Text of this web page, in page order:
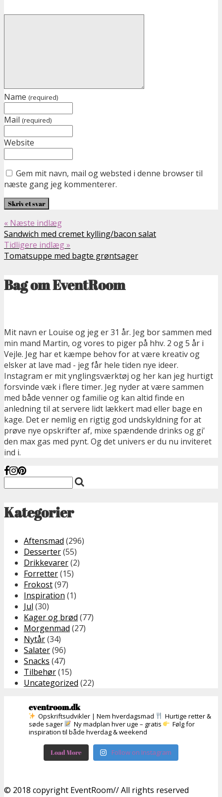
Name (required)
Mail (required)
Website
Gem mit navn, mail og websted i denne browser til
næste gang jeg kommenterer.
« Næste indlæg
Sandwich med cremet kylling/bacon salat
Tidligere indlæg »
Tomatsuppe med bagte grøntsager
Bag om EventRoom
Mit navn er Louise og jeg er 31 år. Jeg bor sammen med
min mand Martin, og vores to piger på hhv. 2 og 5 år i
Vejle. Jeg har et kæmpe behov for at være kreativ og
elsker at lave mad - jeg får hele tiden nye ideer.
Instagram er mit ynglingsværktøj og her kan jeg hurtigt
forsvinde væk i flere timer. Jeg nyder at være sammen
med både venner og familie og kan altid finde en
anledning til at servere lidt lækkert mad eller bage en
kage. Det er nemlig en rigtig god undskyldning for at
prøve nye opskrifter af, mixe spændende drinks og gi'
den max gas med pynt. Og det univers er du nu inviteret
ind i.
Kategorier
Aftensmad (296)
Desserter(55)
Drikkevarer(2)
Forretter(15)
Frokost(97)
Inspiration (1)
Jul (30)
Kager og brød (77)
Morgenmad (27)
Nytår(34)
Salater(96)
Snacks (47)
Tilbehør(15)
Uncategorized (22)
eventroom.dk
Opskriftsudvikler | Nem hverdagsmad
Hurtige retter &
søde sager
Ny madplan hver uge – gratis
Følg for
inspiration til både hverdag & weekend
Load More Follow on Instagram
© 2018 copyright EventRoom// All rights reserved